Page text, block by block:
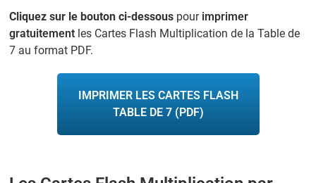
Cliquez sur le bouton ci-dessous pour imprimer
gratuitement les Cartes Flash Multiplication de la Table de
7 au format PDF.
IMPRIMER LES CARTES FLASH
TABLE DE 7 (PDF)